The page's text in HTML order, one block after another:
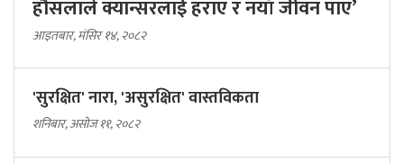
हौसलाले क्यान्सरलाई हराए र नयाँ जीवन पाए’
आइतबार, मंसिर १४, २०८२
'सुरक्षित' नारा, 'असुरक्षित' वास्तविकता
शनिबार, असोज ११, २०८२